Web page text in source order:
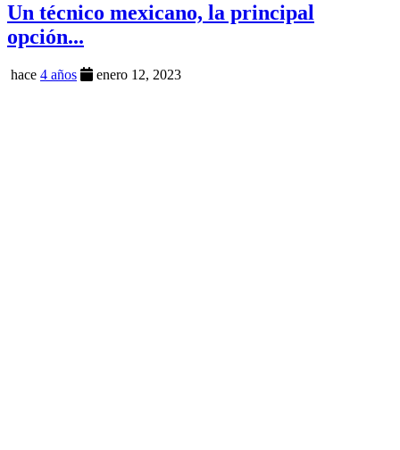
Un técnico mexicano, la principal
opción...
hace 4 años enero 12, 2023